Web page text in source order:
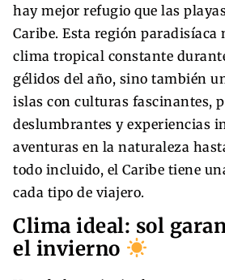
hay mejor refugio que las
Caribe. Esta región paradisíaca
clima tropical constante
gélidos del año, sino también
islas con culturas fascinantes,
deslumbrantes y experiencias
aventuras en la naturaleza
todo incluido, el Caribe tiene
cada tipo de viajero.
Clima ideal: sol
el invierno